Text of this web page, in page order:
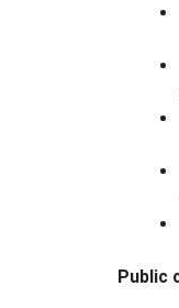
Public